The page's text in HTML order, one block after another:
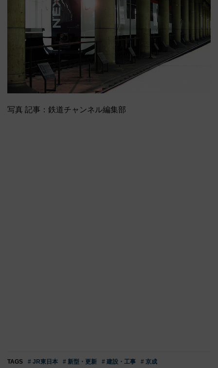
写真 記事：鉄道チャンネル編集部
TAGS # JR東日本 # 新型・更新 # 建設・工事
# 京成